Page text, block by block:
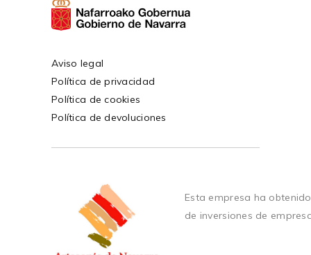
Aviso legal
Política de privacidad
Política de cookies
Política de devoluciones
Esta empresa ha
de inversiones de